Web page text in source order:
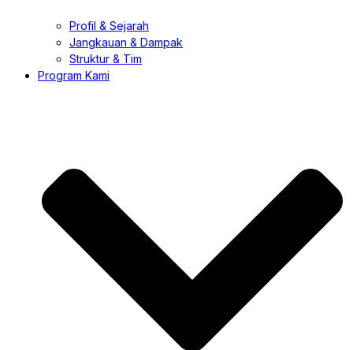
Profil & Sejarah
Jangkauan & Dampak
Struktur & Tim
Program Kami